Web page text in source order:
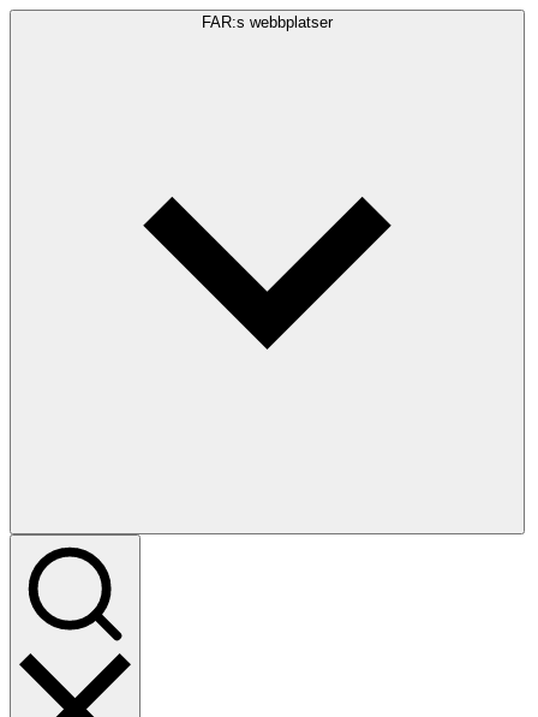
FAR:s webbplatser